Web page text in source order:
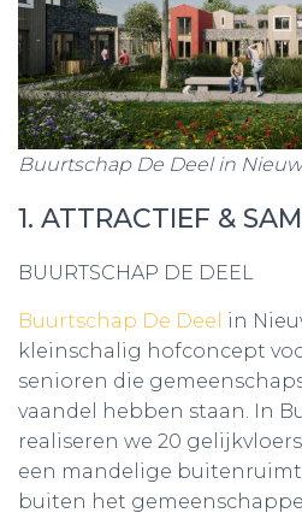
Buurtschap De Deel in
1. ATTRACTIEF &
BUURTSCHAP DE DEEL
Buurtschap De Deel
in
kleinschalig hofconcept
senioren die
vaandel hebben staan. In
realiseren we 20
een mandelige
buiten het